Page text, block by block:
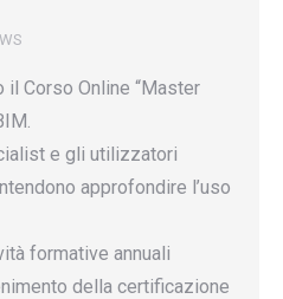
il Corso Online “Master
e gli utilizzatori
approfondire l’uso
formative annuali
della certificazione